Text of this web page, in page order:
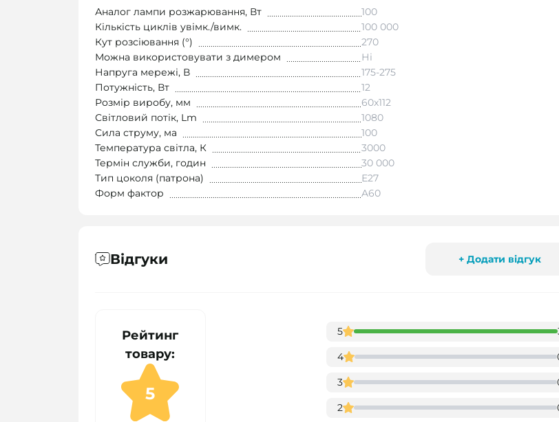
Аналог лампи розжарювання, Вт
100
Кількість циклів увімк./вимк.
100 000
Кут розсіювання (°)
270
Можна використовувати з димером
Ні
Напруга мережі, В
175-275
Потужність, Вт
12
Розмір виробу, мм
60x112
Світловий потік, Lm
1080
Сила струму, ма
100
Температура світла, К
3000
Термін служби, годин
30 000
Тип цоколя (патрона)
Е27
Форм фактор
A60
Відгуки + Додати відгук
Рейтинг
товару:
5
5
4
3
2